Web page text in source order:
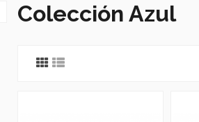
Colección Azul